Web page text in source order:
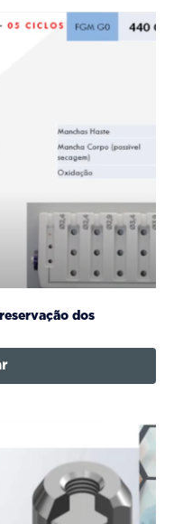
dos